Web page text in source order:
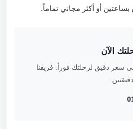
أو أكثر مجاني تماماً.
الآن
دقيق لرحلتك فوراً. فريقنا